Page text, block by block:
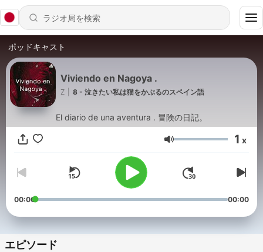
ポッドキャスト
Viviendo en Nagoya .
Z 8 - 泣きたい私は猫をかぶるのスペイン語
El diario de una aventura . 冒険の日記。
音量 1 x
00:00 00:00
エピソード